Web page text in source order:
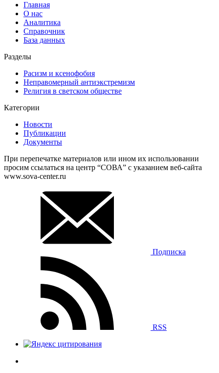
Главная
О нас
Аналитика
Справочник
База данных
Разделы
Расизм и ксенофобия
Неправомерный антиэкстремизм
Религия в светском обществе
Категории
Новости
Публикации
Документы
При перепечатке материалов или ином их использовании
просим ссылаться на центр “СОВА” с указанием веб-сайта
www.sova-center.ru
Подписка
RSS